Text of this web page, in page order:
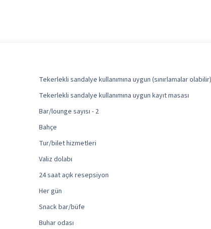
Tekerlekli sandalye kullanımına uygun (sınırlamalar olabilir)
Tekerlekli sandalye kullanımına uygun kayıt masası
Bar/lounge sayısı - 2
Bahçe
Tur/bilet hizmetleri
Valiz dolabı
24 saat açık resepsiyon
Her gün
Snack bar/büfe
Buhar odası